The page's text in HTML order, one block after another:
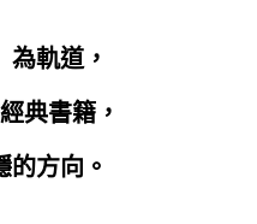
為軌道，
典書籍，
的方向。